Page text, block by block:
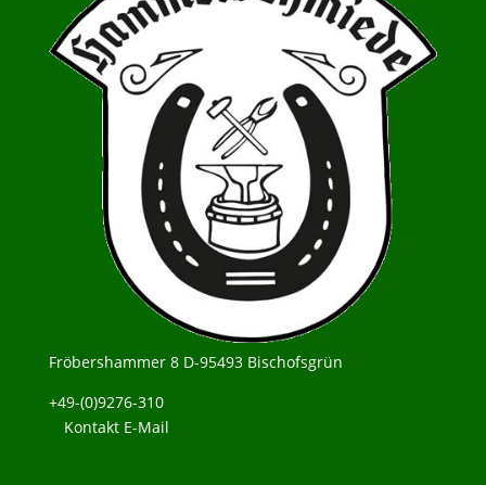
Fröbershammer 8 D-95493 Bischofsgrün
+49-(0)9276-310
Kontakt E-Mail